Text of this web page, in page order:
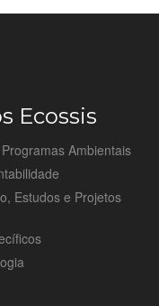
Ecossis
Ambientais
Estudos e Projetos